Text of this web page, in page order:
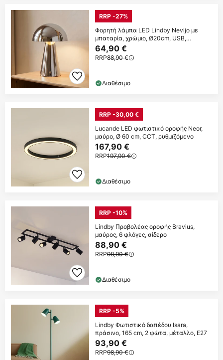
RRP -27%
Φορητή λάμπα LED Lindby Nevijo με
μπαταρία, χρώμιο, Ø20cm, USB,
ρυθμιστής
64,90 €
RRP88,90 €
Διαθέσιμο
RRP -30,00 €
Lucande LED φωτιστικό οροφής Neor,
μαύρο, Ø 60 cm, CCT, ρυθμιζόμενο
167,90 €
RRP197,90 €
Διαθέσιμο
RRP -10%
Lindby Προβολέας οροφής Bravius,
μαύρος, 6 φλόγες, σίδερο
88,90 €
RRP98,90 €
Διαθέσιμο
RRP -5%
Lindby Φωτιστικό δαπέδου Isara,
πράσινο, 165 cm, 2 φώτα, μέταλλο, E27
93,90 €
RRP98,90 €